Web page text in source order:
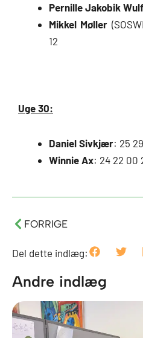
Pernille Jakobik
Mikkel Møller
12
Uge 30:
Daniel Sivkjær: 25
Winnie Ax: 24 22 00
Tidligere
FORRIGE
Del dette indlæg:
Andre indlæg